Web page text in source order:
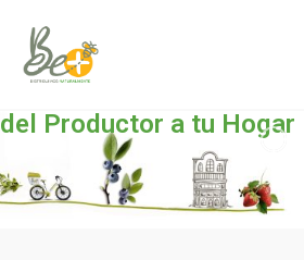
del Productor a tu Hogar